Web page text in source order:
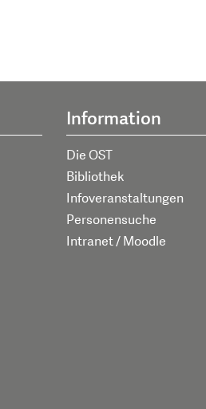
Information
Die OST
Bibliothek
Infoveranstaltungen
Personensuche
Intranet / Moodle